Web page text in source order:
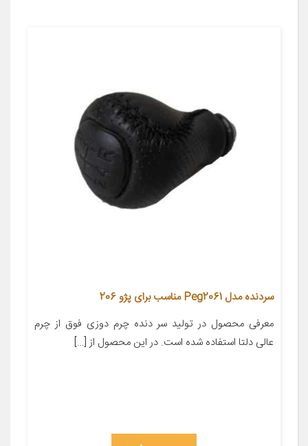
سردنده مدل Peg2061 مناسب برای پژو 206
معرفی محصول در تولید سر دنده چرم دوزی فوق از چرم
عالی دلتا استفاده شده است. در این محصول از […]